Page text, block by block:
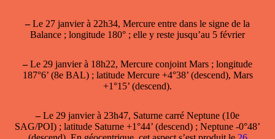
–Le 27 janvier à 22h34, Mercure entre dans le signe de la
Balance ; longitude 180° ; elle y reste jusqu’au 5 février
–Le 29 janvier à 18h22, Mercure conjoint Mars ; longitude
187°6’ (8e BAL) ; latitude Mercure +4°38’ (descend), Mars
+1°15’ (descend).
–Le 29 janvier à 23h47, Saturne carré Neptune (10e
SAG/POI) ; latitude Saturne +1°44’ (descend) ; Neptune -0°48’